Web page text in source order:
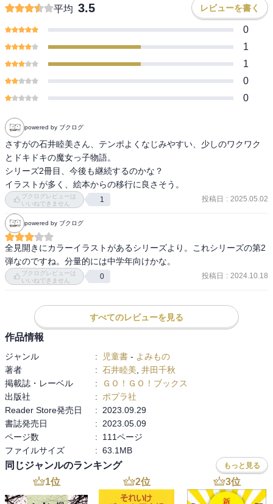
平均 3.5 レビューを書く
0
1
1
0
0
powered by ブクログ
さすがの石井睦美さん、テンポよくなじみやすい、少しのワクワク
とドキドキの魔女っ子物語。
シリーズ2冊目、今後も継続するのかな？
イラストが多く、絵本からの移行に良さそう。
ブクログレビューは
いいねできません
1 投稿日 : 2025.05.02
powered by ブクログ
全見開きにカラーイラストがあるシリーズより。これシリーズの第2
弾なのですね。分量的には中学年向けかな。
ブクログレビューは
いいねできません
0 投稿日 : 2024.10.18
すべてのレビューを見る
作品情報
ジャンル : 児童書 - よみもの
著者
: 石井睦美 井田千秋
掲載誌・レーベル
:
ＧＯ！ＧＯ！ブックス
出版社
:
ポプラ社
Reader Store発売日
:
2023.09.29
書誌発売日
:
2023.05.09
ページ数
:
111ページ
ファイルサイズ
: 63.1MB
同じジャンルのランキング もっと見る
1位 2位 3位